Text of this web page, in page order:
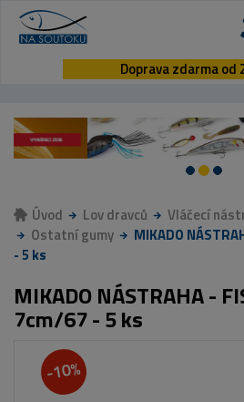
Doprava zdarma od
Úvod Lov dravců Vláčecí
Ostatní gumy
MIKADO
- 5 ks
MIKADO NÁSTRAHA -
7cm/67 - 5 ks
-10%